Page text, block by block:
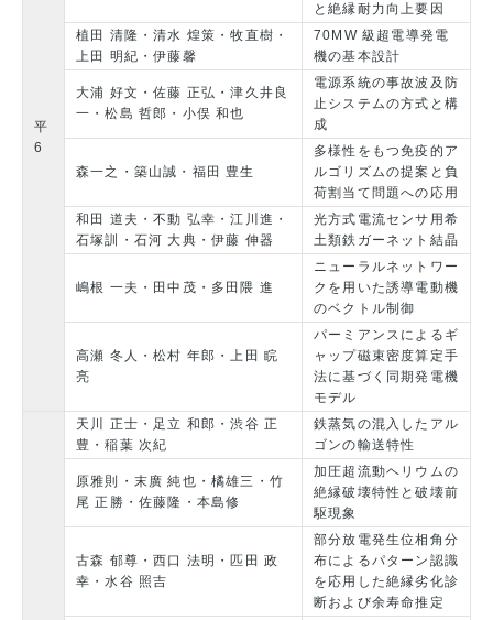
平
6
と絶縁耐力向上要因
植田 清隆・清水 煌策・牧直樹・
上田 明紀・伊藤馨
70MW 級超電導発電
機の基本設計
大浦 好文・佐藤 正弘・津久井良
一・松島 哲郎・小俣 和也
電源系統の事故波及防
止システムの方式と構
成
森一之・築山誠・福田 豊生
多様性をもつ免疫的ア
ルゴリズムの提案と負
荷割当て問題への応用
和田 道夫・不動 弘幸・江川進・
石塚訓・石河 大典・伊藤 伸器
光方式電流センサ用希
土類鉄ガーネット結晶
嶋根 一夫・田中茂・多田隈 進
ニューラルネットワー
クを用いた誘導電動機
のベクトル制御
高瀬 冬人・松村 年郎・上田 睆
亮
パーミアンスによるギ
ャップ磁束密度算定手
法に基づく同期発電機
モデル
天川 正士・足立 和郎・渋谷 正
豊・稲葉 次紀
鉄蒸気の混入したアル
ゴンの輸送特性
原雅則・末廣 純也・橘雄三・竹
尾 正勝・佐藤隆・本島修
加圧超流動ヘリウムの
絶縁破壊特性と破壊前
駆現象
古森 郁尊・西口 法明・匹田 政
幸・水谷 照吉
部分放電発生位相角分
布によるパターン認識
を応用した絶縁劣化診
断および余寿命推定